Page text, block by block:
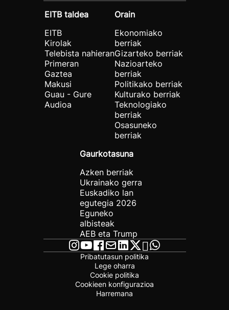
EITB taldea
EITB
Kirolak
Telebista nahieran
Primeran
Gaztea
Makusi
Guau - Gure
Audioa
Orain
Ekonomiako
berriak
Gizarteko berriak
Nazioarteko
berriak
Politikako berriak
Kulturako berriak
Teknologiako
berriak
Osasuneko
berriak
Gaurkotasuna
Azken berriak
Ukrainako gerra
Euskadiko lan
egutegia 2026
Eguneko
albisteak
AEB eta Trump
Pribatutasun politika
Lege oharra
Cookie politika
Cookieen konfigurazioa
Harremana